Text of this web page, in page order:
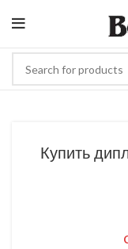
Купить